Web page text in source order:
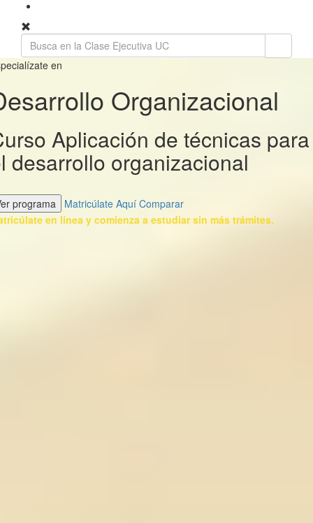
en
Organizacional
Aplicación de técnicas para
desarrollo organizacional
programa Matricúlate Aquí Comparar
en línea y comienza a estudiar sin más trámites.